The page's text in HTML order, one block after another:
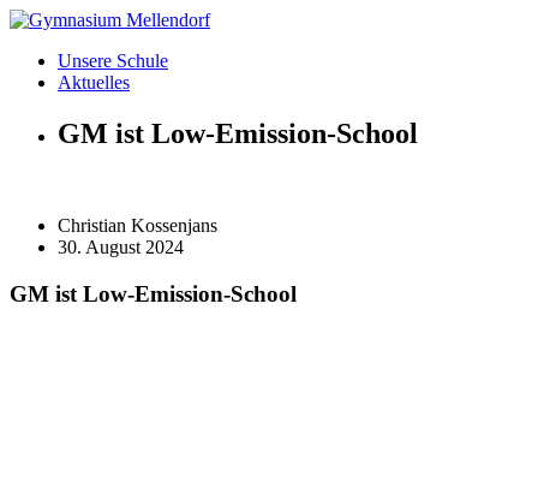
Zum
wechselnUnsere Schule
Aktuelles
GM ist Low-Emission-School
Christian Kossenjans
30. August 2024
GM ist Low-Emission-School